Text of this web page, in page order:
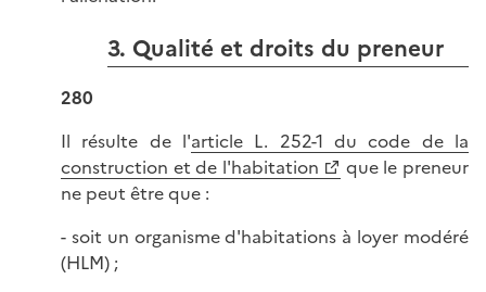
3. Qualité et droits du preneur
280
Il résulte de l'article L. 252-1 du code de la
construction et de l'habitation
que le preneur
ne peut être que :
- soit un organisme d'habitations à loyer modéré
(HLM) ;